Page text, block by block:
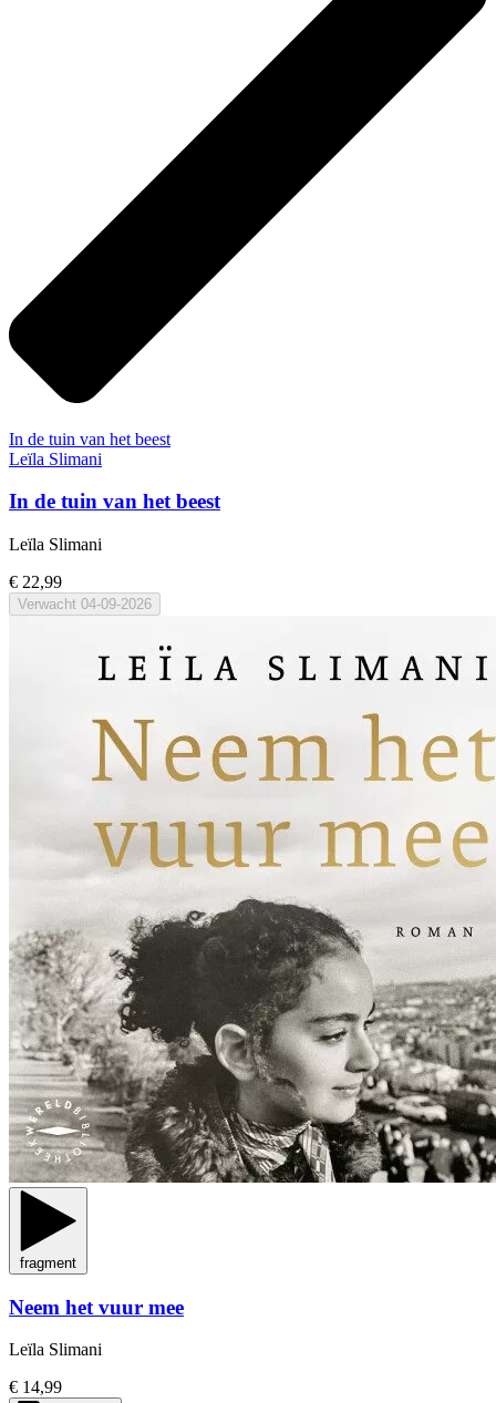
In de tuin van het beest
Leïla Slimani
In de tuin van het beest
Leïla Slimani
€ 22,99
Verwacht 04-09-2026
fragment
Neem het vuur mee
Leïla Slimani
€ 14,99